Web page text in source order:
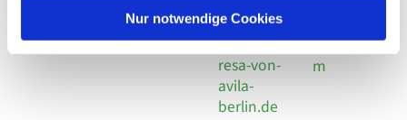
Nur notwendige Cookies
E-Mail
info@the
resa-von-
avila-
berlin.de
Impressu
m